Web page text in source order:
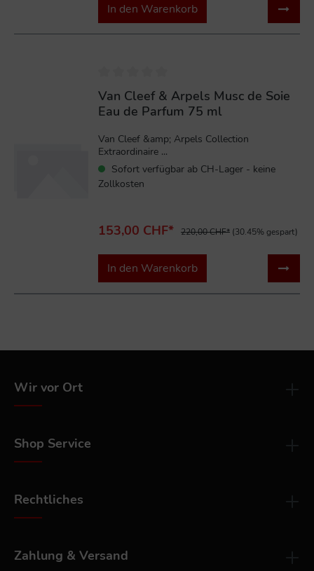
In den Warenkorb
Van Cleef & Arpels Musc de Soie
Eau de Parfum 75 ml
Van Cleef &amp; Arpels Collection
Extraordinaire ...
Sofort verfügbar ab CH-Lager - keine
Zollkosten
153,00 CHF* 220,00 CHF* (30.45% gespart)
In den Warenkorb
Wir vor Ort
Shop Service
Rechtliches
Zahlung & Versand